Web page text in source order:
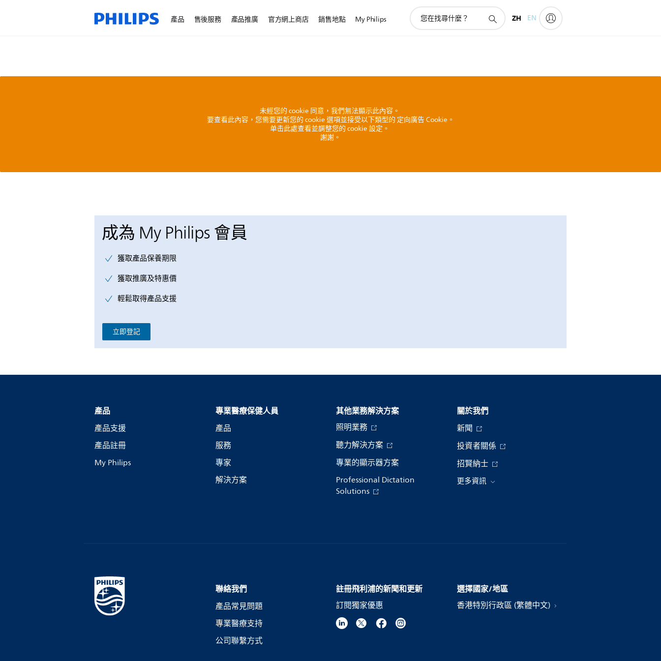
產品 售後服務 產品推廣 官方網上商店 銷售地點 My Philips ZH EN
未經您的 cookie 同意，我們無法顯示此內容。
要查看此內容，您需要更新您的 cookie 選項並接受以下類型的 定向廣告 Cookie。
单击此處查看並調整您的 cookie 設定。
謝謝。
成為 My Philips 會員
獲取產品保養期限
獲取推廣及特惠價
輕鬆取得產品支援
立即登記
產品
產品支援
產品註冊
My Philips
專業醫療保健人員
產品
服務
專家
解決方案
其他業務解決方案​
照明業務
聽力解決方案
專業的顯示器方案
Professional Dictation
Solutions
關於我們
新聞
投資者關係
招賢納士
更多資訊
聯絡我們
產品常見問題
專業醫療支持
公司聯繫方式
註冊飛利浦的新聞和更新
訂閱獨家優惠
選擇國家/地區
香港特別行政區 (繁體中文)